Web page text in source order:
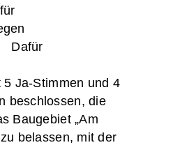
Dafür
5 Ja-Stimmen und 4
beschlossen, die
Baugebiet „Am
belassen, mit der